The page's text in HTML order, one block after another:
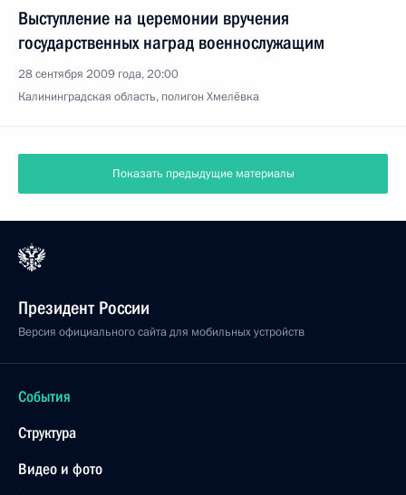
Выступление на церемонии вручения
государственных наград военнослужащим
28 сентября 2009 года, 20:00
Калининградская область, полигон Хмелёвка
Показать предыдущие материалы
Президент России
Версия официального сайта для мобильных устройств
События
Структура
Видео и фото